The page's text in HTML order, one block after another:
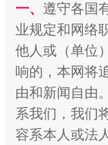
解纷+调解+退费，
一、 遵守各国
业规定和网络
他人或（单位
响的，本网将
由和新闻自由
系我们，我们
容系本人或法